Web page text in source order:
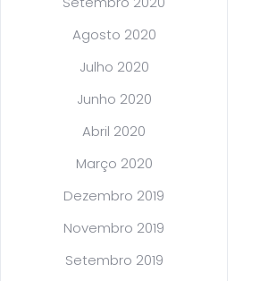
Agosto 2020
Julho 2020
Junho 2020
Abril 2020
Março 2020
Dezembro 2019
Novembro 2019
Setembro 2019